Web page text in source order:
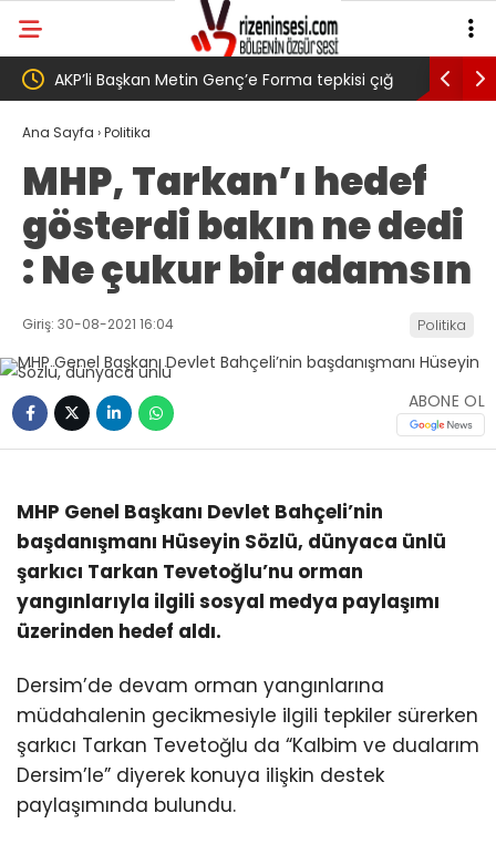
Forma tepkisi çığ
yurttaş ise ” Genç,
satarak
almış” dedi
Salah transferi sonrası 6661 forma
Ana Sayfa ›Politika
MHP, Tarkan’ı hedef
gösterdi bakın ne dedi
: Ne çukur bir adamsın
Giriş: 30-08-2021 16:04 Politika
ABONE OL
MHP Genel Başkanı Devlet Bahçeli’nin
başdanışmanı Hüseyin Sözlü, dünyaca ünlü
şarkıcı Tarkan Tevetoğlu’nu orman
yangınlarıyla ilgili sosyal medya paylaşımı
üzerinden hedef aldı.
Dersim’de devam orman yangınlarına
müdahalenin gecikmesiyle ilgili tepkiler sürerken
şarkıcı Tarkan Tevetoğlu da “Kalbim ve dualarım
Dersim’le” diyerek konuya ilişkin destek
paylaşımında bulundu.